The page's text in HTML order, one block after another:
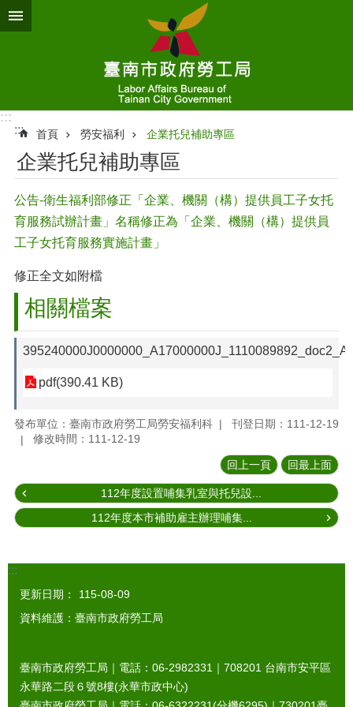
跳到主要內容區塊
:::
:::
首頁 勞安福利 企業托兒補助專區
企業托兒補助專區
公告-衛生福利部修正「企業、機關（構）提供員工子女托
育服務試辦計畫」名稱修正為「企業、機關（構）提供員
工子女托育服務實施計畫」
修正全文如附檔
相關檔案
pdf(390.41 KB)
發布單位：臺南市政府勞工局勞安福利科
刊登日期：111-12-19
修改時間：111-12-19
回上一頁 回最上面
112年度設置哺集乳室與托兒設...
112年度本市補助雇主辦理哺集...
:::
更新日期：
115-08-09
資料維護：臺南市政府勞工局
臺南市政府勞工局｜電話：06-2982331｜ 708201 台南市安平區
永華路二段６號8樓(永華市政中心)